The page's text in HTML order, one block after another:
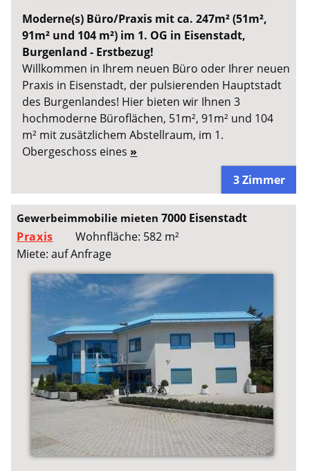
Moderne(s) Büro/Praxis mit ca. 247m² (51m²,
91m² und 104 m²) im 1. OG in Eisenstadt,
Burgenland - Erstbezug!
Willkommen in Ihrem neuen Büro oder Ihrer neuen
Praxis in Eisenstadt, der pulsierenden Hauptstadt
des Burgenlandes! Hier bieten wir Ihnen 3
hochmoderne Büroflächen, 51m², 91m² und 104
m² mit zusätzlichem Abstellraum, im 1.
Obergeschoss eines »
3 Zimmer
Gewerbeimmobilie mieten7000 Eisenstadt
Praxis
Wohnfläche: 582 m²
Miete: auf Anfrage